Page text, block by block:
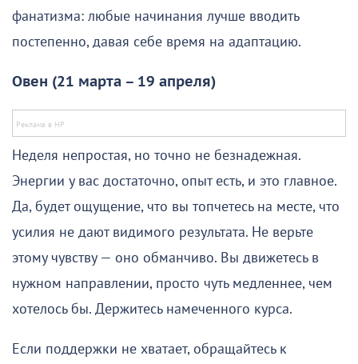
фанатизма: любые начинания лучше вводить
постепенно, давая себе время на адаптацию.
Овен (21 марта – 19 апреля)
Неделя непростая, но точно не безнадежная.
Энергии у вас достаточно, опыт есть, и это главное.
Да, будет ощущение, что вы топчетесь на месте, что
усилия не дают видимого результата. Не верьте
этому чувству — оно обманчиво. Вы движетесь в
нужном направлении, просто чуть медленнее, чем
хотелось бы. Держитесь намеченного курса.
Если поддержки не хватает, обращайтесь к